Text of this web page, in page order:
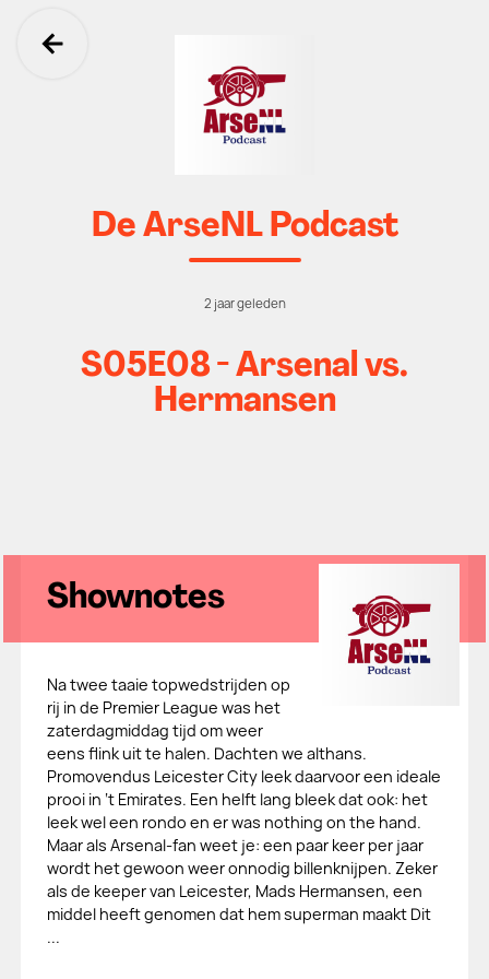
Ga terug
De ArseNL Podcast
2 jaar geleden
S05E08 - Arsenal vs.
Hermansen
Shownotes
Na twee taaie topwedstrijden op
rij in de Premier League was het
zaterdagmiddag tijd om weer
eens flink uit te halen. Dachten we althans.
Promovendus Leicester City leek daarvoor een ideale
prooi in ‘t Emirates. Een helft lang bleek dat ook: het
leek wel een rondo en er was nothing on the hand.
Maar als Arsenal-fan weet je: een paar keer per jaar
wordt het gewoon weer onnodig billenknijpen. Zeker
als de keeper van Leicester, Mads Hermansen, een
middel heeft genomen dat hem superman maakt Dit
...